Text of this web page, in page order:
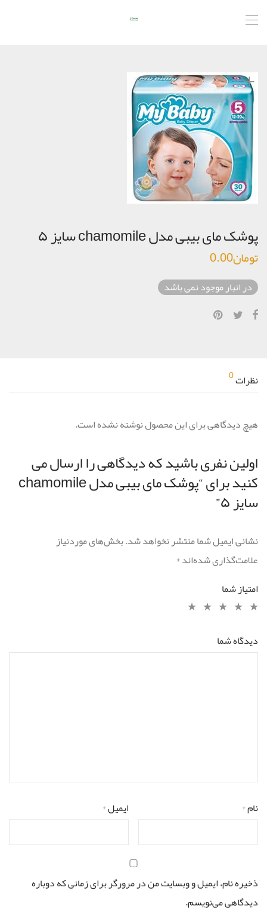
پوشک مای بیبی مدل chamomile سایز ۵
تومان0.00
در انبار موجود نمی باشد
نظرات0
هیچ دیدگاهی برای این محصول نوشته نشده است.
اولین نفری باشید که دیدگاهی را ارسال می
کنید برای “پوشک مای بیبی مدل chamomile
سایز ۵”
نشانی ایمیل شما منتشر نخواهد شد.بخش‌های موردنیاز
علامت‌گذاری شده‌اند*
امتیاز شما
دیدگاه شما
نام* ایمیل*
ذخیره نام، ایمیل و وبسایت من در مرورگر برای زمانی که دوباره
دیدگاهی می‌نویسم.